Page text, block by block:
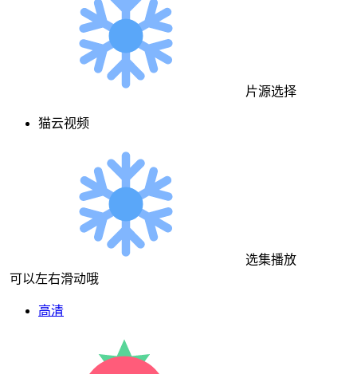
片源选择
猫云视频
选集播放
可以左右滑动哦
高清